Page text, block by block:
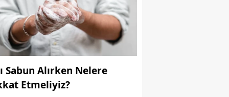
Osmaniye
Düzce
Sabun Alırken Nelere
Etmeliyiz?